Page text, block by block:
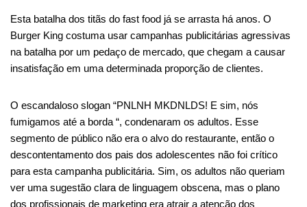
Esta batalha dos titãs do fast food já se arrasta há anos. O
Burger King costuma usar campanhas publicitárias agressivas
na batalha por um pedaço de mercado, que chegam a causar
insatisfação em uma determinada proporção de clientes.
O escandaloso slogan “PNLNH MKDNLDS! E sim, nós
fumigamos até a borda “, condenaram os adultos. Esse
segmento de público não era o alvo do restaurante, então o
descontentamento dos pais dos adolescentes não foi crítico
para esta campanha publicitária. Sim, os adultos não queriam
ver uma sugestão clara de linguagem obscena, mas o plano
dos profissionais de marketing era atrair a atenção dos